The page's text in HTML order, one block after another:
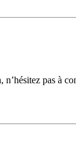
pas à